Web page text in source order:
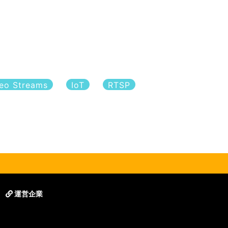
Streams IoT RTSP
運営企業